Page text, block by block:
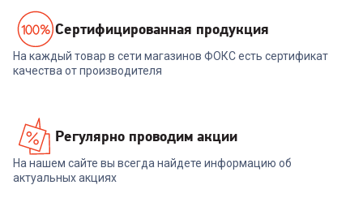
Cертифицированная продукция
На каждый товар в сети магазинов ФОКС есть сертификат
качества от производителя
Регулярно проводим акции
На нашем сайте вы всегда найдете информацию об
актуальных акциях